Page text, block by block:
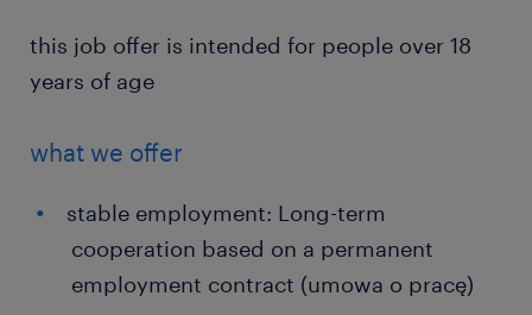
this job offer is intended for people over 18
years of age
what we offer
stable employment: Long-term
cooperation based on a permanent
employment contract (umowa o pracę)